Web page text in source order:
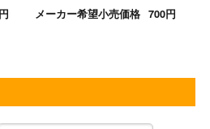
メーカー希望小売価格 700円